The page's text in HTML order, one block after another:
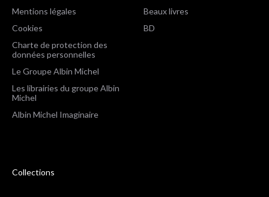
Mentions légales
Cookies
Charte de protection des
données personnelles
Le Groupe Albin Michel
Les librairies du groupe Albin
Michel
Albin Michel Imaginaire
Beaux livres
BD
Collections